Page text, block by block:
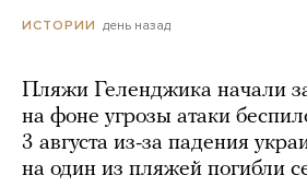
ИСТОРИИ день назад
Пляжи Геленджика начали
на фоне угрозы атаки
3 августа из-за падения
на один из пляжей погибли